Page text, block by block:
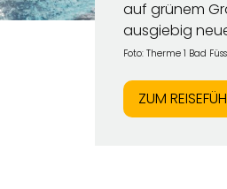
auf grünem
ausgiebig
Foto: Therme 1 Bad
ZUM